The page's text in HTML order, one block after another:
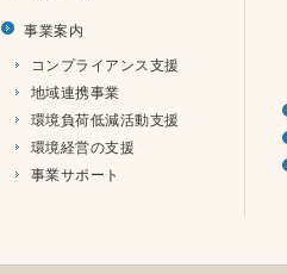
事業案内
コンプライアンス支援
地域連携事業
環境負荷低減活動支援
環境経営の支援
事業サポート